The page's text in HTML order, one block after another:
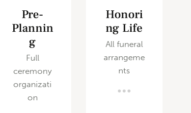
Pre-
Plannin
g
Full
ceremony
organizati
on
Honori
ng Life
All funeral
arrangeme
nts